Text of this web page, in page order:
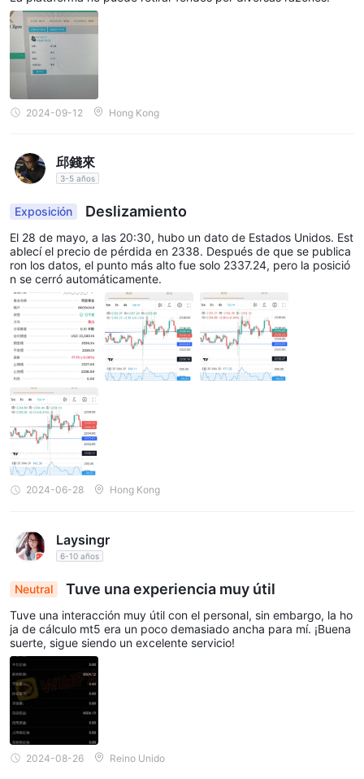
2024-09-12 Hong Kong
邱錢來
3-5 años
Exposición Deslizamiento
El 28 de mayo, a las 20:30, hubo un dato de Estados Unidos. Est
ablecí el precio de pérdida en 2338. Después de que se publica
ron los datos, el punto más alto fue solo 2337.24, pero la posició
n se cerró automáticamente.
2024-06-28 Hong Kong
Laysingr
6-10 años
Neutral Tuve una experiencia muy útil
Tuve una interacción muy útil con el personal, sin embargo, la ho
ja de cálculo mt5 era un poco demasiado ancha para mí. ¡Buena
suerte, sigue siendo un excelente servicio!
2024-08-26 Reino Unido